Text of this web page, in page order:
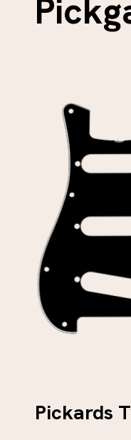
Pickards